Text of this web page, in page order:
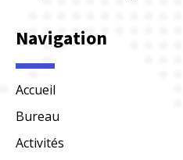
Navigation
Accueil
Bureau
Activités